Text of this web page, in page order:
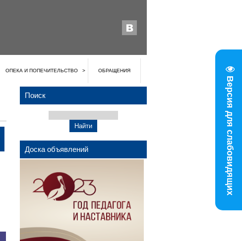
Версия для слабовидящих
ОПЕКА И ПОПЕЧИТЕЛЬСТВО ОБРАЩЕНИЯ
Поиск
Доска объявлений